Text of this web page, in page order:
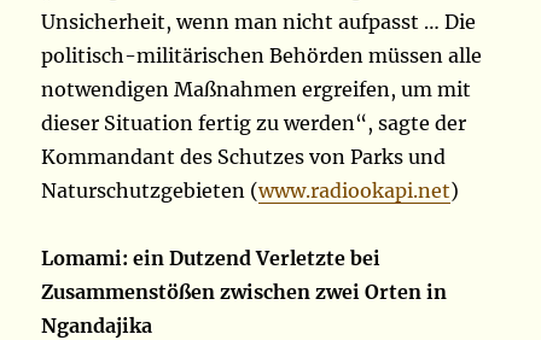
Unsicherheit, wenn man nicht aufpasst … Die
politisch-militärischen Behörden müssen alle
notwendigen Maßnahmen ergreifen, um mit
dieser Situation fertig zu werden“, sagte der
Kommandant des Schutzes von Parks und
Naturschutzgebieten (www.radiookapi.net)
Lomami: ein Dutzend Verletzte bei
Zusammenstößen zwischen zwei Orten in
Ngandajika